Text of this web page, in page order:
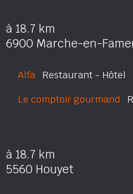
à 18.7 km
6900 Marche-en-
Alfa Restaurant - Hôtel
Le comptoir gourmand
à 18.7 km
5560 Houyet